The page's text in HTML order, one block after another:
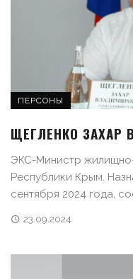
ПЕРСОНЫ
ЩЕГЛЕНКО ЗАХАР
ЭКС-Министр
Республики Крым.
сентября 2024 года,
23.09.2024